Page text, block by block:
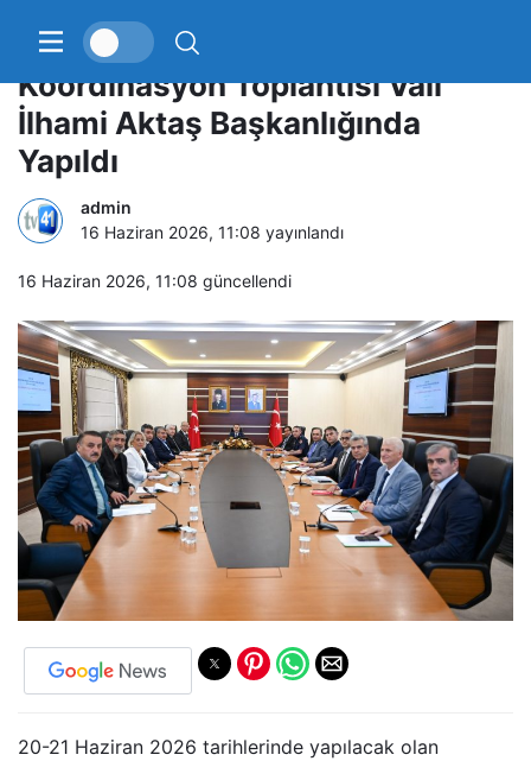
Yükseköğretim Kurumları Sınavı
Koordinasyon Toplantısı Vali
İlhami Aktaş Başkanlığında
Yapıldı
admin
16 Haziran 2026, 11:08 yayınlandı
16 Haziran 2026, 11:08 güncellendi
20-21 Haziran 2026 tarihlerinde yapılacak olan